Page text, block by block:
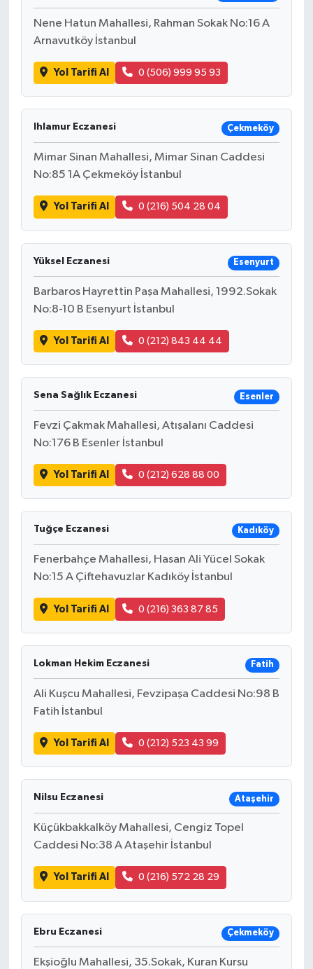
Nene Hatun Mahallesi, Rahman Sokak No:16 A
Arnavutköy İstanbul
Yol Tarifi Al 0 (506) 999 95 93
Ihlamur Eczanesi Çekmeköy
Mimar Sinan Mahallesi, Mimar Sinan Caddesi
No:85 1A Çekmeköy İstanbul
Yol Tarifi Al 0 (216) 504 28 04
Yüksel Eczanesi Esenyurt
Barbaros Hayrettin Paşa Mahallesi, 1992.Sokak
No:8-10 B Esenyurt İstanbul
Yol Tarifi Al 0 (212) 843 44 44
Sena Sağlık Eczanesi Esenler
Fevzi Çakmak Mahallesi, Atışalanı Caddesi
No:176 B Esenler İstanbul
Yol Tarifi Al 0 (212) 628 88 00
Tuğçe Eczanesi Kadıköy
Fenerbahçe Mahallesi, Hasan Ali Yücel Sokak
No:15 A Çiftehavuzlar Kadıköy İstanbul
Yol Tarifi Al 0 (216) 363 87 85
Lokman Hekim Eczanesi Fatih
Ali Kuşcu Mahallesi, Fevzipaşa Caddesi No:98 B
Fatih İstanbul
Yol Tarifi Al 0 (212) 523 43 99
Nilsu Eczanesi Ataşehir
Küçükbakkalköy Mahallesi, Cengiz Topel
Caddesi No:38 A Ataşehir İstanbul
Yol Tarifi Al 0 (216) 572 28 29
Ebru Eczanesi Çekmeköy
Ekşioğlu Mahallesi, 35.Sokak, Kuran Kursu